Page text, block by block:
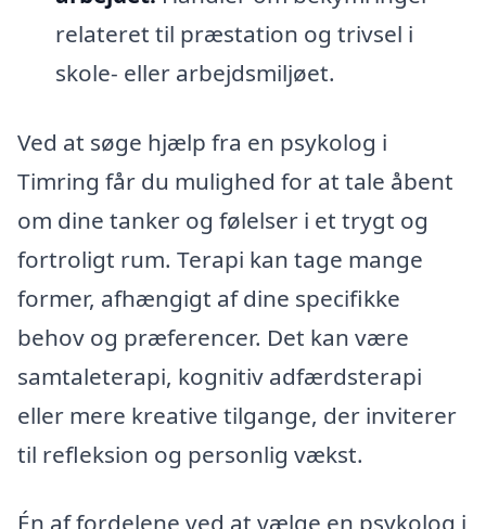
relateret til præstation og trivsel i
skole- eller arbejdsmiljøet.
Ved at søge hjælp fra en psykolog i
Timring får du mulighed for at tale åbent
om dine tanker og følelser i et trygt og
fortroligt rum. Terapi kan tage mange
former, afhængigt af dine specifikke
behov og præferencer. Det kan være
samtaleterapi, kognitiv adfærdsterapi
eller mere kreative tilgange, der inviterer
til refleksion og personlig vækst.
Én af fordelene ved at vælge en psykolog i